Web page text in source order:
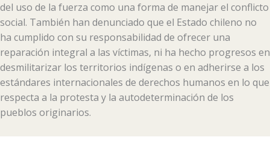
del uso de la fuerza como una forma de manejar el conflicto
social. También han denunciado que el Estado chileno no
ha cumplido con su responsabilidad de ofrecer una
reparación integral a las víctimas, ni ha hecho progresos en
desmilitarizar los territorios indígenas o en adherirse a los
estándares internacionales de derechos humanos en lo que
respecta a la protesta y la autodeterminación de los
pueblos originarios.